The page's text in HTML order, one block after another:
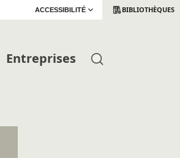
ACCESSIBILITÉ BIBLIOTHÈQUES
Entreprises